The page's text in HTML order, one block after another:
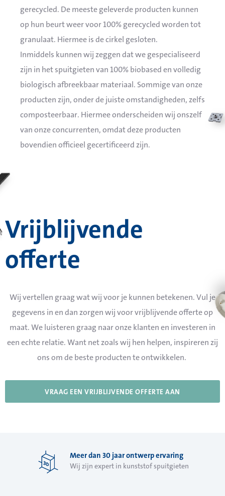
gerecycled. De meeste geleverde producten kunnen
op hun beurt weer voor 100% gerecycled worden tot
granulaat. Hiermee is de cirkel gesloten.
Inmiddels kunnen wij zeggen dat we gespecialiseerd
zijn in het spuitgieten van 100% biobased en volledig
biologisch afbreekbaar materiaal. Sommige van onze
producten zijn, onder de juiste omstandigheden, zelfs
composteerbaar. Hiermee onderscheiden wij onszelf
van onze concurrenten, omdat deze producten
bovendien officieel gecertificeerd zijn.
Vrijblijvende
offerte
Wij vertellen graag wat wij voor je kunnen betekenen. Vul je
gegevens in en dan zorgen wij voor vrijblijvende offerte op
maat. We luisteren graag naar onze klanten en investeren in
een echte relatie. Want net zoals wij hen helpen, inspireren zij
ons om de beste producten te ontwikkelen.
VRAAG EEN VRIJBLIJVENDE OFFERTE AAN
Meer dan 30 jaar ontwerp ervaring
Wij zijn expert in kunststof spuitgieten